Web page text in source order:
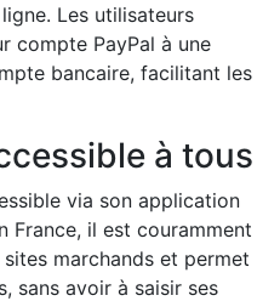
Les utilisateurs
compte PayPal à une
bancaire, facilitant les
à tous
via son application
France, il est couramment
marchands et permet
sans avoir à saisir ses